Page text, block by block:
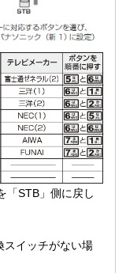
「STB」側に戻し
イッチがない場